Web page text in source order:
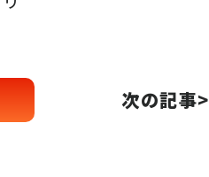
次の記事>